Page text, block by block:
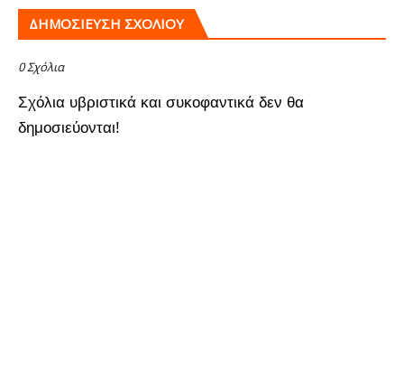
ΔΗΜΟΣΊΕΥΣΗ ΣΧΟΛΊΟΥ
0 Σχόλια
Σχόλια υβριστικά και συκοφαντικά δεν θα
δημοσιεύονται!